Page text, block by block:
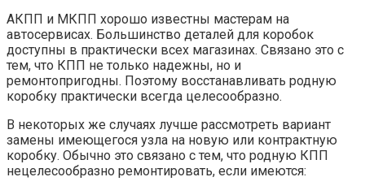
АКПП и МКПП хорошо известны мастерам на
автосервисах. Большинство деталей для коробок
доступны в практически всех магазинах. Связано это с
тем, что КПП не только надежны, но и
ремонтопригодны. Поэтому восстанавливать родную
коробку практически всегда целесообразно.
В некоторых же случаях лучше рассмотреть вариант
замены имеющегося узла на новую или контрактную
коробку. Обычно это связано с тем, что родную КПП
нецелесообразно ремонтировать, если имеются: